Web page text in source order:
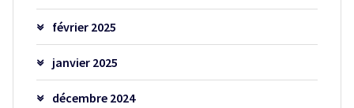
février 2025
janvier 2025
décembre 2024